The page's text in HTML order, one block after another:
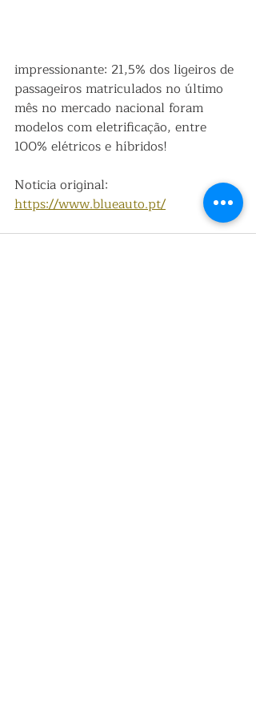
impressionante: 21,5% dos ligeiros de
passageiros matriculados no último
mês no mercado nacional foram
modelos com eletrificação, entre
100% elétricos e híbridos!
Noticia original:
https://www.blueauto.pt/